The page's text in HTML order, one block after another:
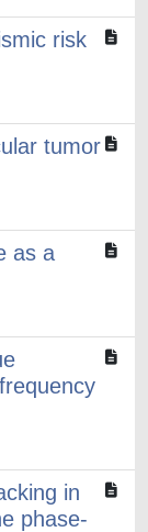
risk
tumor
as a
in
phase-